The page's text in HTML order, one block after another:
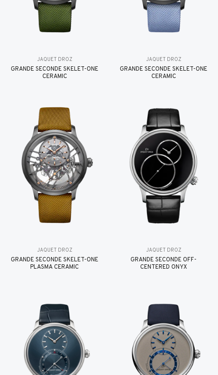
JAQUET DROZ
GRANDE SECONDE SKELET-ONE
CERAMIC
JAQUET DROZ
GRANDE SECONDE SKELET-ONE
CERAMIC
JAQUET DROZ
GRANDE SECONDE SKELET-ONE
PLASMA CERAMIC
JAQUET DROZ
GRANDE SECONDE OFF-
CENTERED ONYX